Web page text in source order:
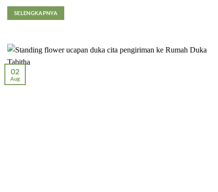
SELENGKAPNYA
02
Aug